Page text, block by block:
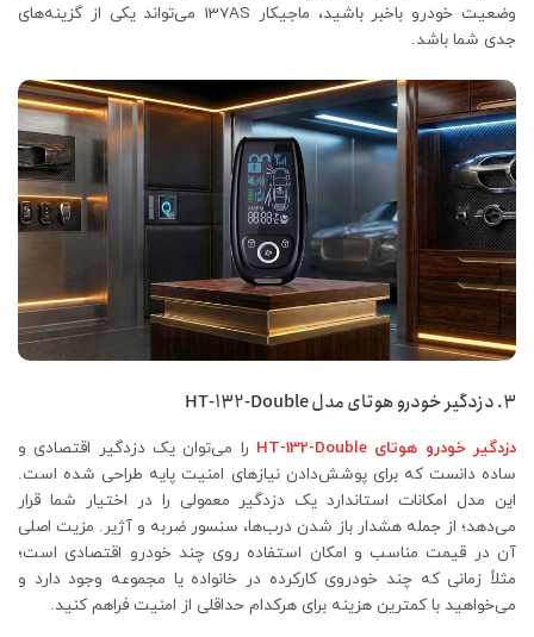
وضعیت خودرو باخبر باشید، ماجیکار 137AS می‌تواند یکی از گزینه‌های
جدی شما باشد.
3. دزدگیر خودرو هوتای مدل HT-132-Double
دزدگیر خودرو هوتای HT-132-Double
را می‌توان یک دزدگیر اقتصادی و
ساده دانست که برای پوشش‌دادن نیازهای امنیت پایه طراحی شده است.
این مدل امکانات استاندارد یک دزدگیر معمولی را در اختیار شما قرار
می‌دهد؛ از جمله هشدار باز شدن درب‌ها، سنسور ضربه و آژیر. مزیت اصلی
آن در قیمت مناسب و امکان استفاده روی چند خودرو اقتصادی است؛
مثلاً زمانی که چند خودروی کارکرده در خانواده یا مجموعه وجود دارد و
می‌خواهید با کمترین هزینه برای هرکدام حداقلی از امنیت فراهم کنید.